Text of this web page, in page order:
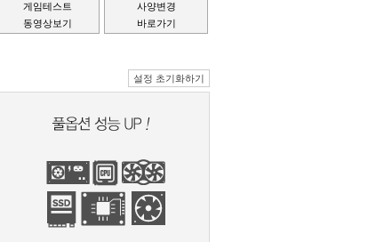
게임테스트
동영상보기
사양변경
바로가기
설정 초기화하기